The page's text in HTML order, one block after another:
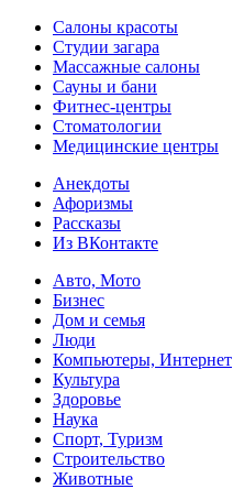
Салоны красоты
Студии загара
Массажные салоны
Сауны и бани
Фитнес-центры
Стоматологии
Медицинские центры
Анекдоты
Афоризмы
Рассказы
Из ВКонтакте
Авто, Мото
Бизнес
Дом и семья
Люди
Компьютеры, Интернет
Культура
Здоровье
Наука
Спорт, Туризм
Строительство
Животные